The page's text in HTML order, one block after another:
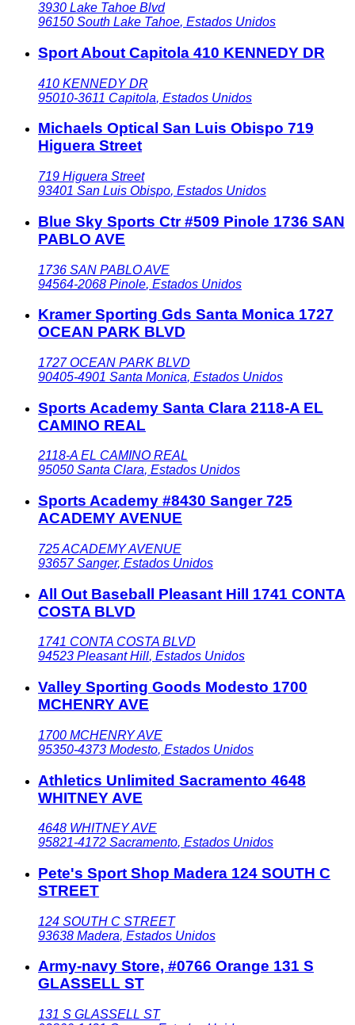
3930 Lake Tahoe Blvd
96150 South Lake Tahoe, Estados Unidos
Sport About Capitola 410 KENNEDY DR
410 KENNEDY DR
95010-3611 Capitola, Estados Unidos
Michaels Optical San Luis Obispo 719
Higuera Street
719 Higuera Street
93401 San Luis Obispo, Estados Unidos
Blue Sky Sports Ctr #509 Pinole 1736 SAN
PABLO AVE
1736 SAN PABLO AVE
94564-2068 Pinole, Estados Unidos
Kramer Sporting Gds Santa Monica 1727
OCEAN PARK BLVD
1727 OCEAN PARK BLVD
90405-4901 Santa Monica, Estados Unidos
Sports Academy Santa Clara 2118-A EL
CAMINO REAL
2118-A EL CAMINO REAL
95050 Santa Clara, Estados Unidos
Sports Academy #8430 Sanger 725
ACADEMY AVENUE
725 ACADEMY AVENUE
93657 Sanger, Estados Unidos
All Out Baseball Pleasant Hill 1741 CONTA
COSTA BLVD
1741 CONTA COSTA BLVD
94523 Pleasant Hill, Estados Unidos
Valley Sporting Goods Modesto 1700
MCHENRY AVE
1700 MCHENRY AVE
95350-4373 Modesto, Estados Unidos
Athletics Unlimited Sacramento 4648
WHITNEY AVE
4648 WHITNEY AVE
95821-4172 Sacramento, Estados Unidos
Pete's Sport Shop Madera 124 SOUTH C
STREET
124 SOUTH C STREET
93638 Madera, Estados Unidos
Army-navy Store, #0766 Orange 131 S
GLASSELL ST
131 S GLASSELL ST